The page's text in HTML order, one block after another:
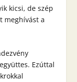
kicsi, de szép
meghívást a
Ezúttal